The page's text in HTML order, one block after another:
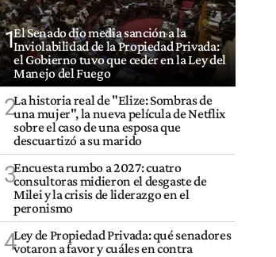
1El Senado dio media sanción a la
Inviolabilidad de la Propiedad Privada:
el Gobierno tuvo que ceder en la Ley del
Manejo del Fuego
2La historia real de "Elize: Sombras de
una mujer", la nueva película de Netflix
sobre el caso de una esposa que
descuartizó a su marido
3Encuesta rumbo a 2027: cuatro
consultoras midieron el desgaste de
Milei y la crisis de liderazgo en el
peronismo
4Ley de Propiedad Privada: qué senadores
votaron a favor y cuáles en contra